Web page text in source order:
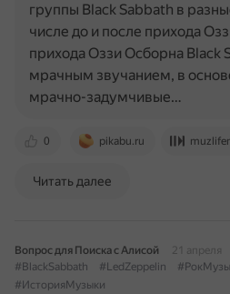
0 pikabu.ru
группы Black Sabbath в
числе до и после прихода
прихода Оззи Осборна Black
мрачным звучанием, в
мрачно-задумчивые…
Читать далее
Вопрос для Поиска с Алисой
21 апреля
#BlackSabbath
#LedZeppelin
#ИсторияМузыки